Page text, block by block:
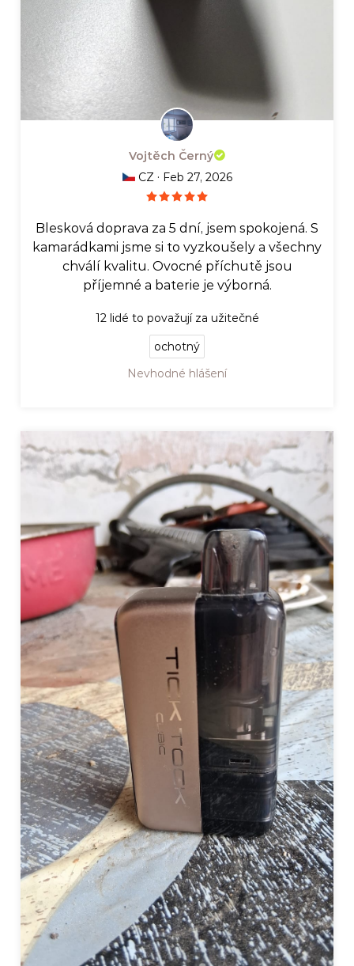
Vojtěch Černý
CZ · Feb 27, 2026
Blesková doprava za 5 dní, jsem spokojená. S
kamarádkami jsme si to vyzkoušely a všechny
chválí kvalitu. Ovocné příchutě jsou
příjemné a baterie je výborná.
12 lidé to považují za užitečné
ochotný
Nevhodné hlášení